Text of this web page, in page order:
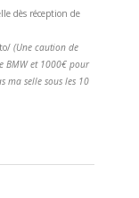
dès réception de
(Une caution de
BMW et 1000€ pour
ma selle sous les 10